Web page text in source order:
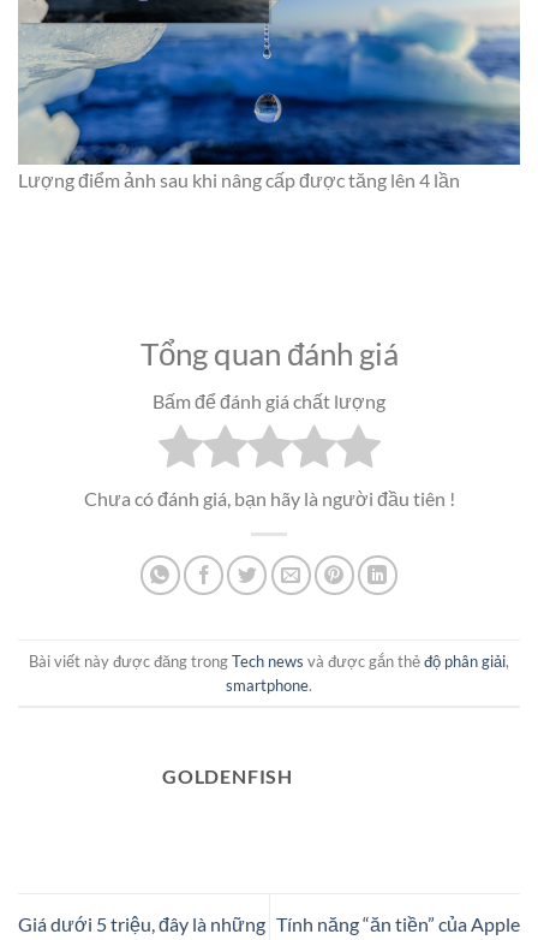
Lượng điểm ảnh sau khi nâng cấp được tăng lên 4 lần
Tổng quan đánh giá
Bấm để đánh giá chất lượng
Chưa có đánh giá, bạn hãy là người đầu tiên !
Bài viết này được đăng trongTech news và được gắn thẻđộ phân giải,
smartphone.
GOLDENFISH
Giá dưới 5 triệu, đây là những Tính năng “ăn tiền” của Apple